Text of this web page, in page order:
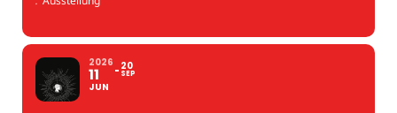
2026
11
JUN
20
SEP